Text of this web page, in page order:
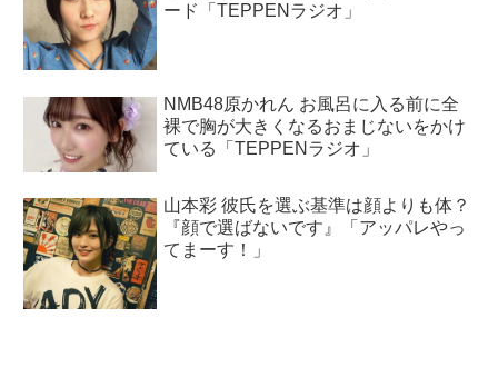
ード「TEPPENラジオ」
NMB48原かれん お風呂に入る前に全
裸で胸が大きくなるおまじないをかけ
ている「TEPPENラジオ」
山本彩 彼氏を選ぶ基準は顔よりも体？
『顔で選ばないです』「アッパレやっ
てまーす！」